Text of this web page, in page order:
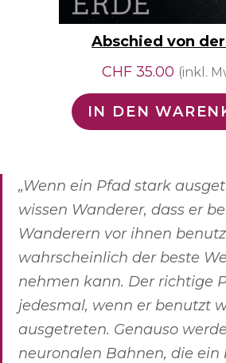
Abschied von
CHF 35.00 (inkl.
IN DEN
„Wenn ein Pfad stark
wissen Wanderer, dass er
Wanderern vor ihnen
wahrscheinlich der beste
nehmen kann. Der richtige
jedesmal, wenn er benutzt
ausgetreten. Genauso
neuronalen Bahnen, die